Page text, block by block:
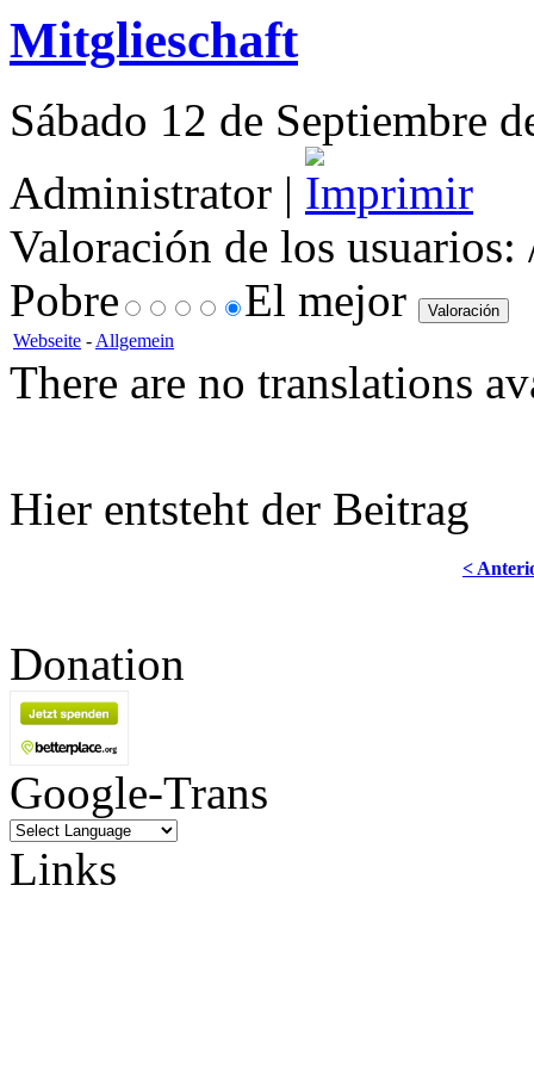
Mitglieschaft
Sábado 12 de Septiembre
Administrator |
Valoración de los usuarios:
Pobre
El mejor
Webseite - Allgemein
There are no translations
Hier entsteht der Beitrag
<
Donation
Google-Trans
Links